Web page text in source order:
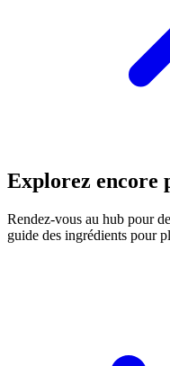
Explorez encore
Rendez-vous au hub pour
guide des ingrédients pour